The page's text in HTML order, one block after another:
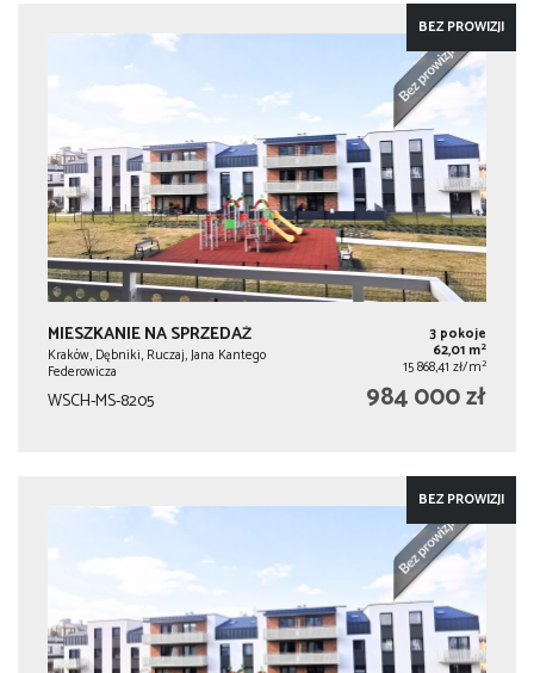
BEZ PROWIZJI
MIESZKANIE NA SPRZEDAŻ
Kraków, Dębniki, Ruczaj, Jana Kantego
Federowicza
3 pokoje
62,01 m2
15 868,41 zł/m2
WSCH-MS-8205 984 000 zł
BEZ PROWIZJI